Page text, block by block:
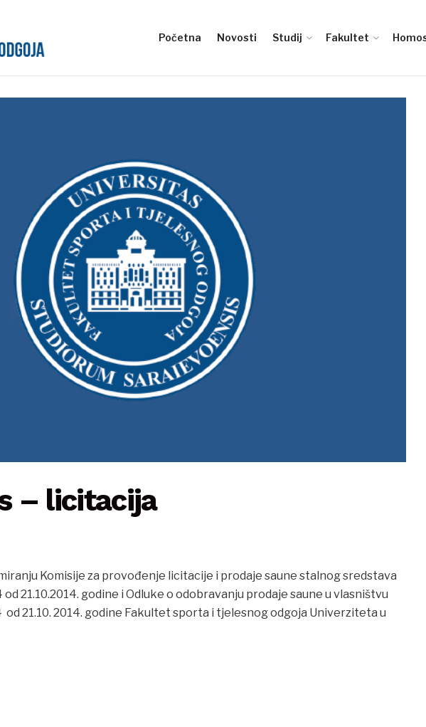
Početna Novosti Studij Fakultet
– licitacija
Komisije za provođenje licitacije i prodaje saune stalnog sredstava
21.10.2014. godine i Odluke o odobravanju prodaje saune u vlasništvu
21.10. 2014. godine Fakultet sporta i tjelesnog odgoja Univerziteta u